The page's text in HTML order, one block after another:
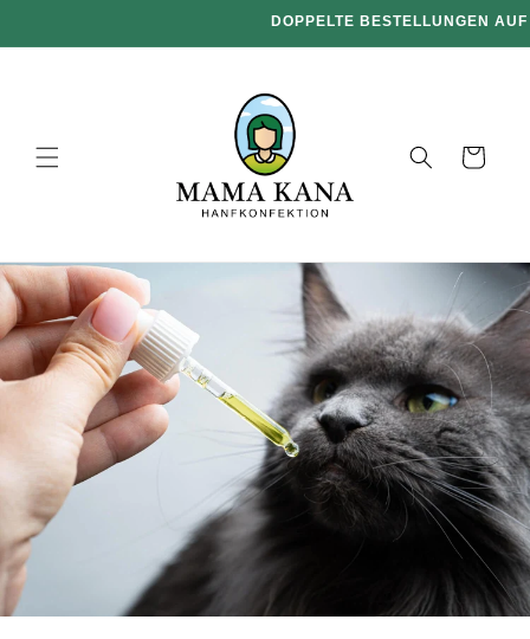
DOPPELTE BESTELLUNGEN
Warenkorb